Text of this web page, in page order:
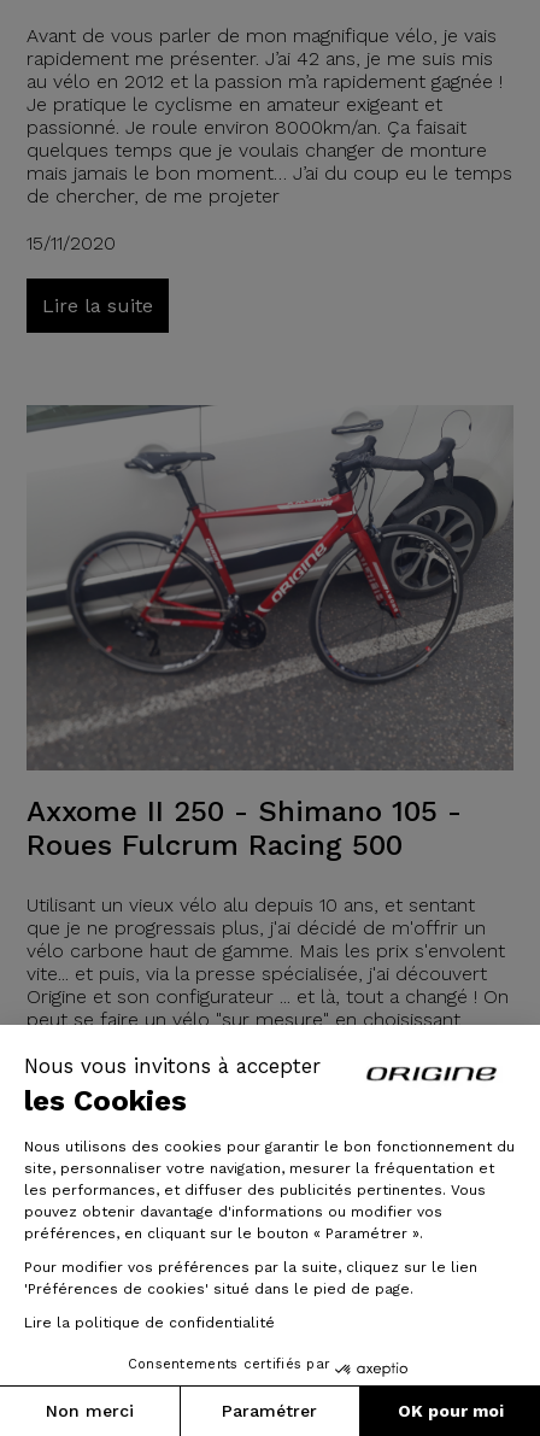
Nous vous invitons à accepter
les Cookies
Nous utilisons des cookies pour garantir le bon fonctionnement du
site, personnaliser votre navigation, mesurer la fréquentation et
les performances, et diffuser des publicités pertinentes. Vous
pouvez obtenir davantage d'informations ou modifier vos
préférences, en cliquant sur le bouton « Paramétrer ».
Pour modifier vos préférences par la suite, cliquez sur le lien
'Préférences de cookies' situé dans le pied de page.
Lire la politique de confidentialité
Consentements certifiés par
Non merci Paramétrer OK pour moi
Avant de vous parler de mon magnifique vélo, je vais
rapidement me présenter. J’ai 42 ans, je me suis mis
au vélo en 2012 et la passion m’a rapidement gagnée !
Je pratique le cyclisme en amateur exigeant et
passionné. Je roule environ 8000km/an. Ça faisait
quelques temps que je voulais changer de monture
mais jamais le bon moment… J’ai du coup eu le temps
de chercher, de me projeter
15/11/2020
Lire la suite
Axxome II 250 - Shimano 105 -
Roues Fulcrum Racing 500
Utilisant un vieux vélo alu depuis 10 ans, et sentant
que je ne progressais plus, j'ai décidé de m'offrir un
vélo carbone haut de gamme. Mais les prix s'envolent
vite... et puis, via la presse spécialisée, j'ai découvert
Origine et son configurateur ... et là, tout a changé ! On
peut se faire un vélo "sur mesure" en choisissant
15/11/2020
Lire la suite